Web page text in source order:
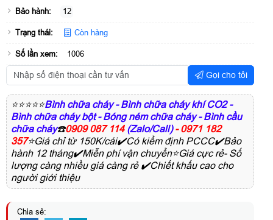
Bảo hành: 12
Trạng thái: Còn hàng
Số lần xem: 1006
Gọi cho tôi
⭐⭐⭐⭐⭐Bình chữa cháy - Bình chữa cháy khí CO2 -
Bình chữa cháy bột - Bóng ném chữa cháy - Bình cầu
chữa cháy☎️0909 087 114(Zalo/Call) - 0971 182
357⭐Giá chỉ từ 150K/cái✔️Có kiểm định PCCC✔️Bảo
hành 12 tháng✔️Miễn phí vận chuyển⭐Giá cực rẻ- Số
lượng càng nhiều giá càng rẻ ✔️Chiết khấu cao cho
người giới thiệu
Chia sẻ: